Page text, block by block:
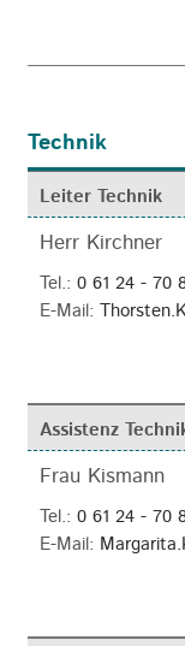
Technik
Leiter Technik
Herr Kirchner
Tel.: 0 61 24 - 70
E-Mail:
Assistenz
Frau Kismann
Tel.: 0 61 24 - 70
E-Mail: